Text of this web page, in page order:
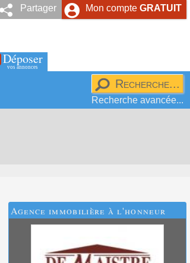
Mon compte GRATUIT
Partager
Déposer
vos annonces
Recherche avancée...
Agence immobilière à l'honneur